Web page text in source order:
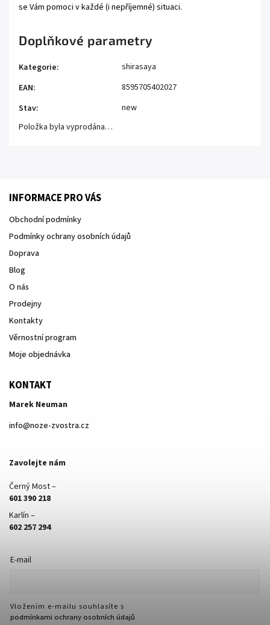
se Vám pomoci v každé (i nepříjemné) situaci.
Doplňkové parametry
Kategorie:
shirasaya
EAN:
8595705402027
Stav:
new
Položka byla vyprodána…
INFORMACE PRO VÁS
Obchodní podmínky
Podmínky ochrany osobních údajů
Doprava
Blog
O nás
Prodejny
Kontakty
Věrnostní program
Moje objednávka
KONTAKT
Marek Neuman
info@noze-zvostra.cz
Zavolejte nám
Černý Most –
601 390 218
Karlín –
602 257 294
E-mail
Vložením e-mailu souhlasíte s
podmínkami ochrany osobních údajů